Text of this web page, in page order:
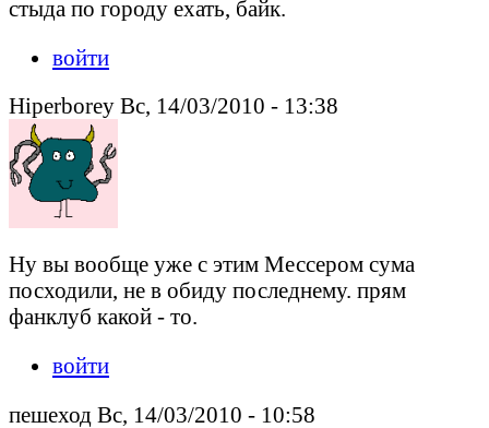
стыда по городу ехать, байк.
войти
Hiperborey Вс, 14/03/2010 - 13:38
Ну вы вообще уже с этим Мессером сума
посходили, не в обиду последнему. прям
фанклуб какой - то.
войти
пешеход Вс, 14/03/2010 - 10:58